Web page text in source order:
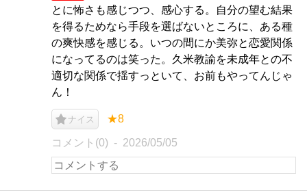
とに怖さも感じつつ、感心する。自分の望む結果
を得るためなら手段を選ばないところに、ある種
の爽快感を感じる。いつの間にか美弥と恋愛関係
になってるのは笑った。久米教諭を未成年との不
適切な関係で揺すっといて、お前もやってんじゃ
ん！
ナイス ★8
コメント(0) 2026/05/05